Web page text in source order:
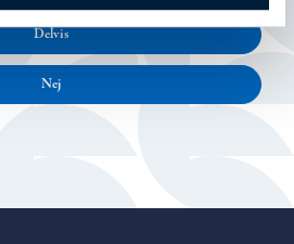
Delvis
Nej